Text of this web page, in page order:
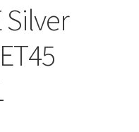
Silver